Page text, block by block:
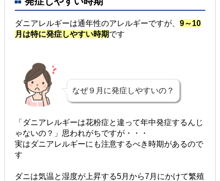
ダニアレルギーは通年性のアレルギーですが、 9～10
月は特に発症しやすい時期です
なぜ９月に発症しやすいの？
「ダニアレルギーは花粉症と違って年中発症するんじ
ゃないの？」思われがちですが・・・
実はダニアレルギーにも注意するべき時期があるので
す
ダニは気温と湿度が上昇する5月から7月にかけて繁殖